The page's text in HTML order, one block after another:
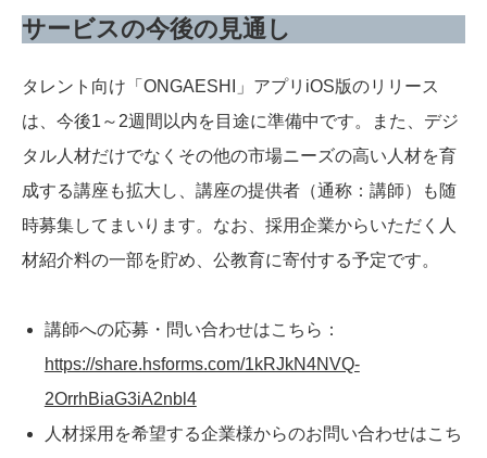
サービスの今後の見通し
タレント向け「ONGAESHI」アプリiOS版のリリース
は、今後1～2週間以内を目途に準備中です。また、デジ
タル人材だけでなくその他の市場ニーズの高い人材を育
成する講座も拡大し、講座の提供者（通称：講師）も随
時募集してまいります。なお、採用企業からいただく人
材紹介料の一部を貯め、公教育に寄付する予定です。
講師への応募・問い合わせはこちら：
https://share.hsforms.com/1kRJkN4NVQ-
2OrrhBiaG3iA2nbl4
人材採用を希望する企業様からのお問い合わせはこち